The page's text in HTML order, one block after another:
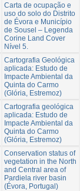
Carta de ocupação e
uso do solo do Distrito
de Évora e Município
de Sousel – Legenda
Corine Land Cover
Nível 5.
Cartografia Geológica
aplicada: Estudo de
Impacte Ambiental da
Quinta do Carmo
(Glória, Estremoz)
Cartografia geológica
aplicada: Estudo de
Impacte Ambiental da
Quinta do Carmo
(Glória, Estremoz)
Conservation status of
vegetation in the North
and Central area of
Pardiela river basin
(Évora, Portugal)